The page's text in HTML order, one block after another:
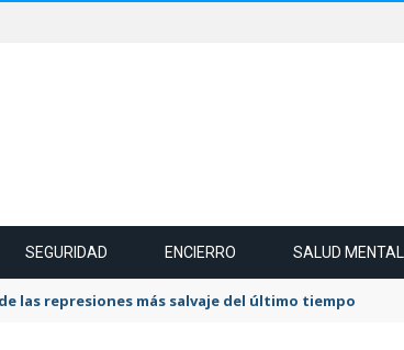
SEGURIDAD ENCIERRO SALUD MENTAL
las represiones más salvaje del último tiempo